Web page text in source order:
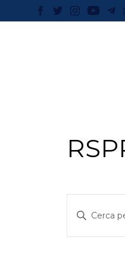
Inserisci
Parola